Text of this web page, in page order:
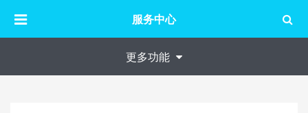
服务中心
更多功能